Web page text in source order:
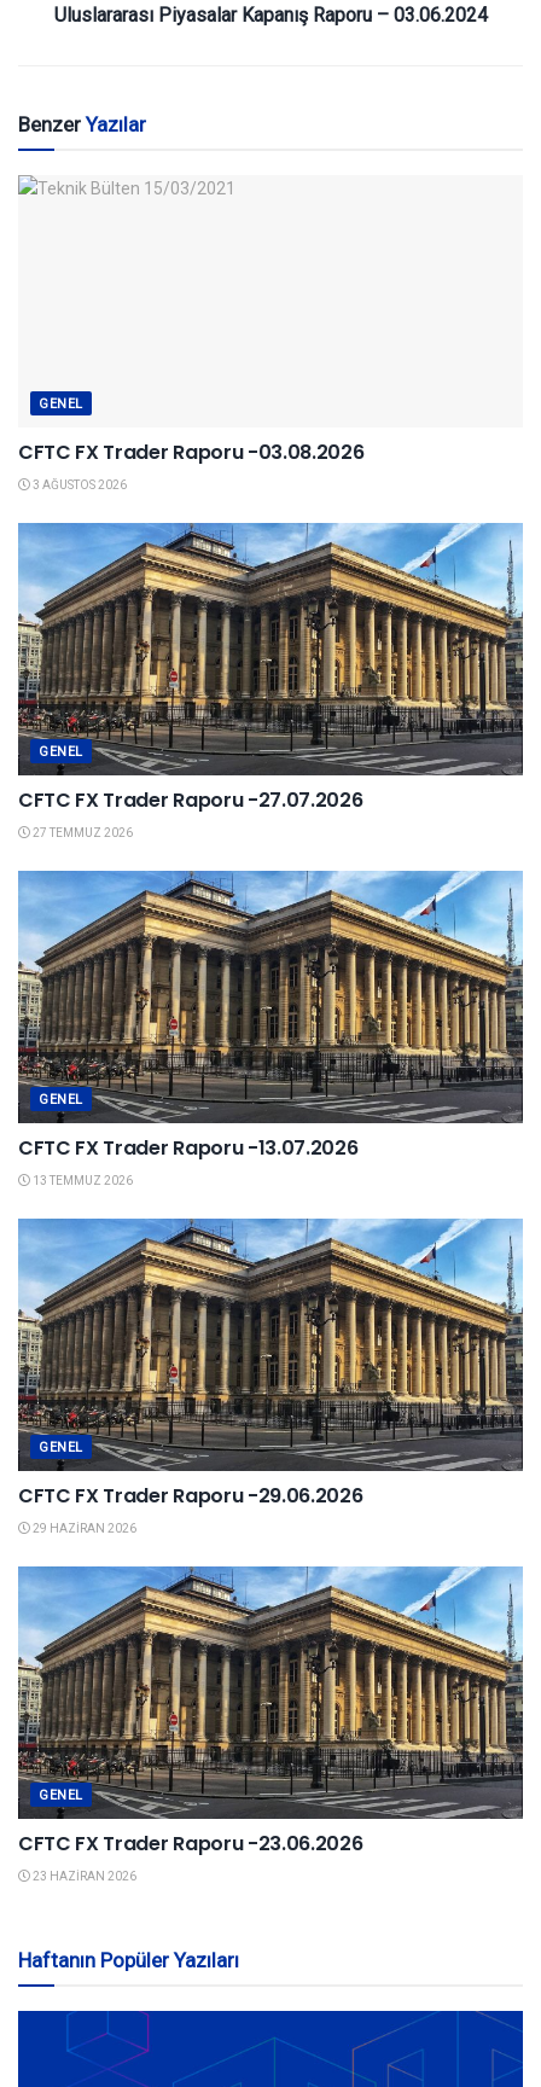
Uluslararası Piyasalar Kapanış Raporu – 03.06.2024
BenzerYazılar
GENEL
CFTC FX Trader Raporu -03.08.2026
3 AĞUSTOS 2026
GENEL
CFTC FX Trader Raporu -27.07.2026
27 TEMMUZ 2026
GENEL
CFTC FX Trader Raporu -13.07.2026
13 TEMMUZ 2026
GENEL
CFTC FX Trader Raporu -29.06.2026
29 HAZIRAN 2026
GENEL
CFTC FX Trader Raporu -23.06.2026
23 HAZIRAN 2026
Haftanın Popüler Yazıları